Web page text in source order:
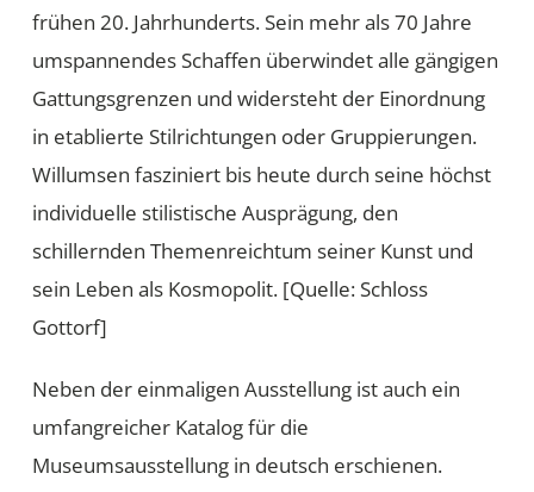
frühen 20. Jahrhunderts. Sein mehr als 70 Jahre
umspannendes Schaffen überwindet alle gängigen
Gattungsgrenzen und widersteht der Einordnung
in etablierte Stilrichtungen oder Gruppierungen.
Willumsen fasziniert bis heute durch seine höchst
individuelle stilistische Ausprägung, den
schillernden Themenreichtum seiner Kunst und
sein Leben als Kosmopolit. [Quelle: Schloss
Gottorf]
Neben der einmaligen Ausstellung ist auch ein
umfangreicher Katalog für die
Museumsausstellung in deutsch erschienen.